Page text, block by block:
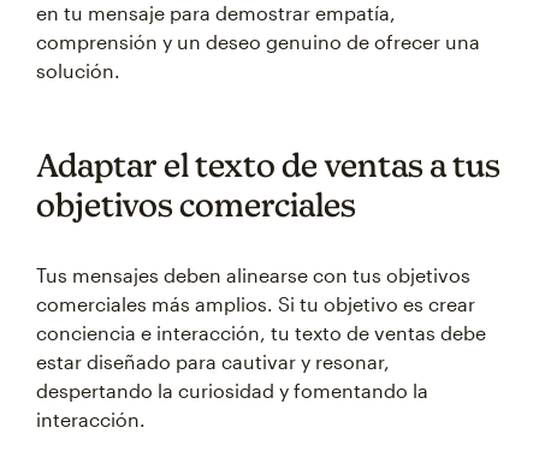
en tu mensaje para demostrar empatía,
comprensión y un deseo genuino de ofrecer una
solución.
Adaptar el texto de ventas a tus
objetivos comerciales
Tus mensajes deben alinearse con tus objetivos
comerciales más amplios. Si tu objetivo es crear
conciencia e interacción, tu texto de ventas debe
estar diseñado para cautivar y resonar,
despertando la curiosidad y fomentando la
interacción.